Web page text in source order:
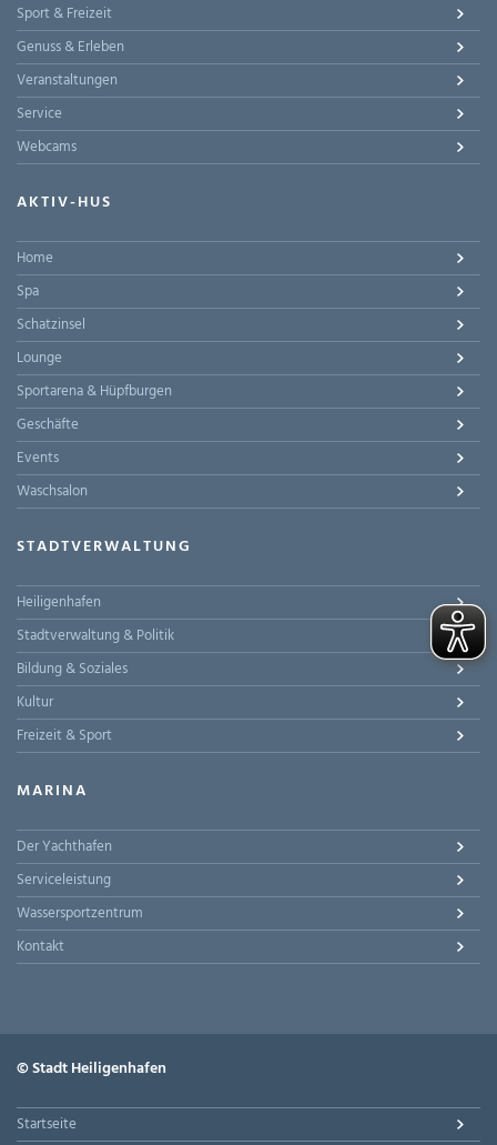
Sport & Freizeit
Genuss & Erleben
Veranstaltungen
Service
Webcams
AKTIV-HUS
Home
Spa
Schatzinsel
Lounge
Sportarena & Hüpfburgen
Geschäfte
Events
Waschsalon
STADTVERWALTUNG
Heiligenhafen
Stadtverwaltung & Politik
Bildung & Soziales
Kultur
Freizeit & Sport
MARINA
Der Yachthafen
Serviceleistung
Wassersportzentrum
Kontakt
© Stadt Heiligenhafen
Startseite